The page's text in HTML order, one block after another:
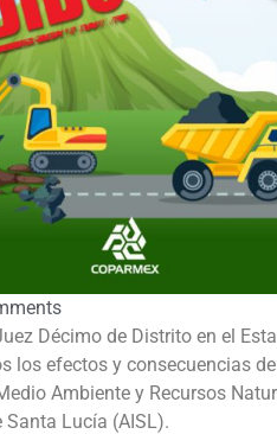
Décimo de Distrito en el
los efectos y consecuencias
Ambiente y Recursos
Santa Lucía (AISL).